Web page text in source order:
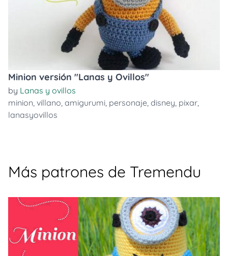
Minion versión "Lanas y Ovillos"
by Lanas y ovillos
minion, villano, amigurumi, personaje, disney, pixar,
lanasyovillos
Más patrones de Tremendu